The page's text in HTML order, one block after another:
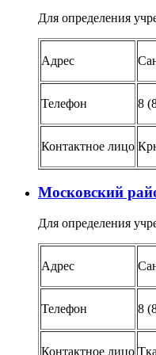
Для определения
Адрес
Телефон 8
Контактное лицо
Московский
Для определения
Адрес
Телефон 8
Контактное лицо